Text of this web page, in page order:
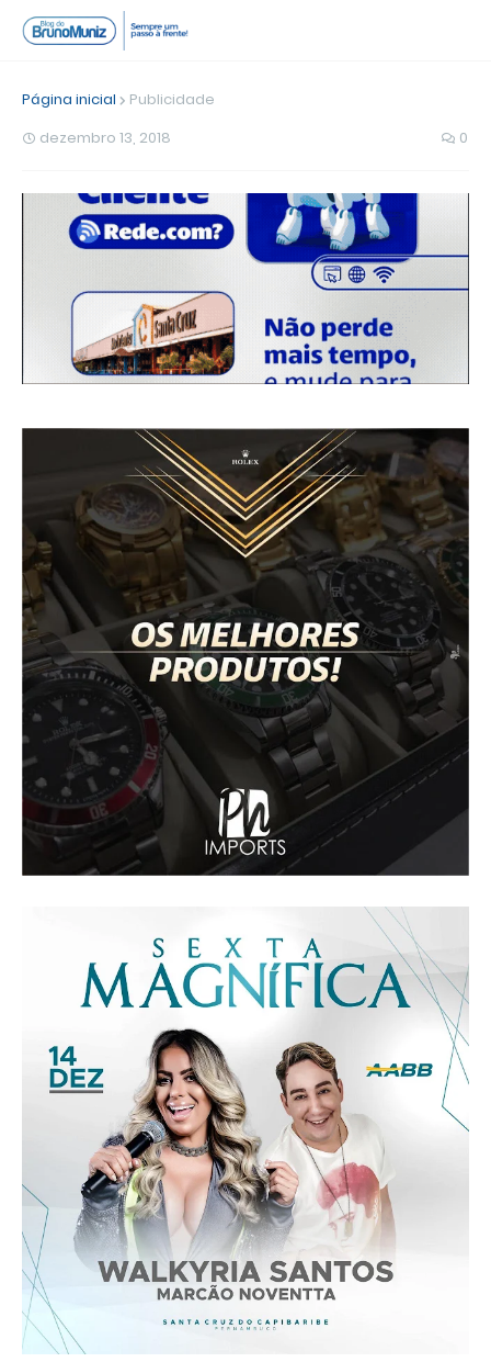
Página inicial
Publicidade
dezembro 13, 2018
0